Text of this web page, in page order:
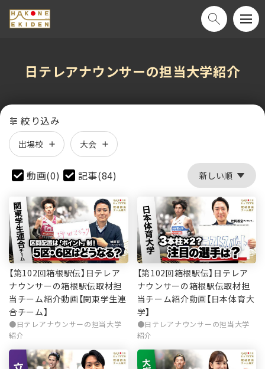
日テレアナウンサーの担当大学紹介
絞り込み
出場校 大会
動画(0) 記事(84)
【第102回箱根駅伝】日テレア
ナウンサーの箱根駅伝取材担
当チーム紹介動画【関東学生連
合チーム】
日テレアナウンサーの担当大学
紹介
【第102回箱根駅伝】日テレア
ナウンサーの箱根駅伝取材担
当チーム紹介動画【日本体育大
学】
日テレアナウンサーの担当大学
紹介